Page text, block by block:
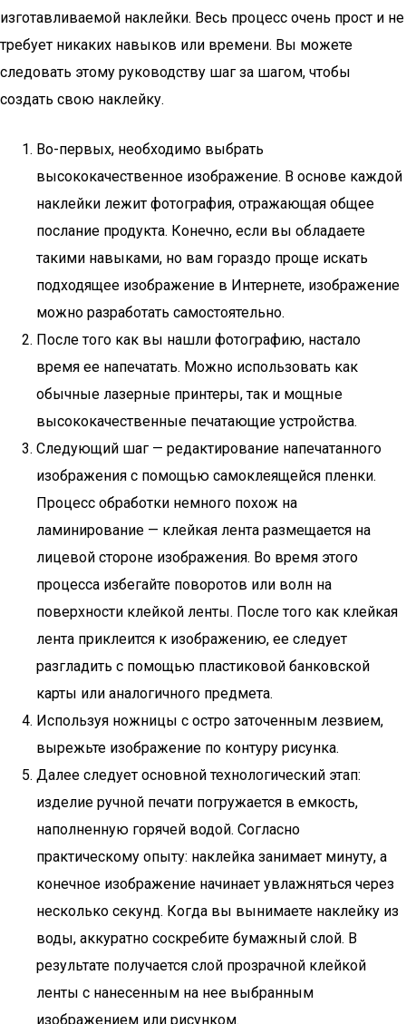
изготавливаемой наклейки. Весь процесс очень прост и не
требует никаких навыков или времени. Вы можете
следовать этому руководству шаг за шагом, чтобы
создать свою наклейку.
Во-первых, необходимо выбрать
высококачественное изображение. В основе каждой
наклейки лежит фотография, отражающая общее
послание продукта. Конечно, если вы обладаете
такими навыками, но вам гораздо проще искать
подходящее изображение в Интернете, изображение
можно разработать самостоятельно.
После того как вы нашли фотографию, настало
время ее напечатать. Можно использовать как
обычные лазерные принтеры, так и мощные
высококачественные печатающие устройства.
Следующий шаг — редактирование напечатанного
изображения с помощью самоклеящейся пленки.
Процесс обработки немного похож на
ламинирование — клейкая лента размещается на
лицевой стороне изображения. Во время этого
процесса избегайте поворотов или волн на
поверхности клейкой ленты. После того как клейкая
лента приклеится к изображению, ее следует
разгладить с помощью пластиковой банковской
карты или аналогичного предмета.
Используя ножницы с остро заточенным лезвием,
вырежьте изображение по контуру рисунка.
Далее следует основной технологический этап:
изделие ручной печати погружается в емкость,
наполненную горячей водой. Согласно
практическому опыту: наклейка занимает минуту, а
конечное изображение начинает увлажняться через
несколько секунд. Когда вы вынимаете наклейку из
воды, аккуратно соскребите бумажный слой. В
результате получается слой прозрачной клейкой
ленты с нанесенным на нее выбранным
изображением или рисунком.